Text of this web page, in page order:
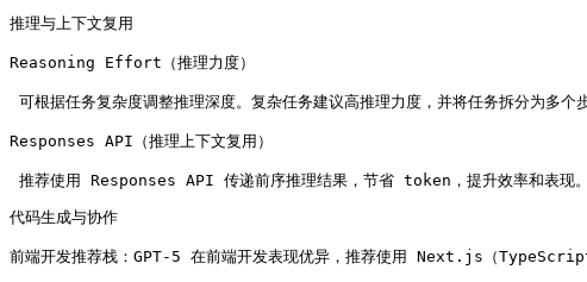
推理与上下文复用
Reasoning Effort（推理力度）
可根据任务复杂度调整推理深度。复杂任务建议高推理力度，并将任务拆分为多个
Responses API（推理上下文复用）
推荐使用 Responses API 传递前序推理结果，节省 token，提升效率和表现。
代码生成与协作
前端开发推荐栈：GPT-5 在前端开发表现优异，推荐使用 Next.js（